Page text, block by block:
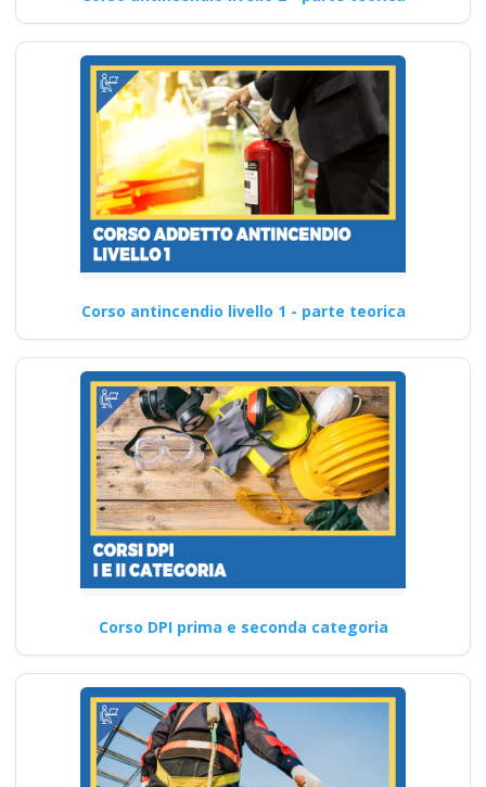
Corso antincendio livello 1 - parte teorica
Corso DPI prima e seconda categoria